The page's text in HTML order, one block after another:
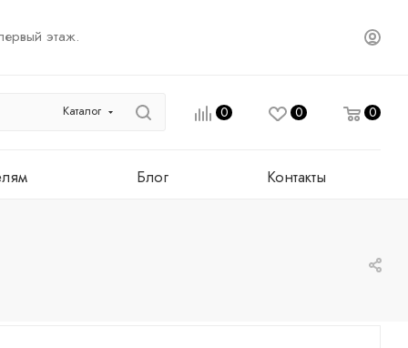
этаж.
Каталог 0 0 0
Блог Контакты